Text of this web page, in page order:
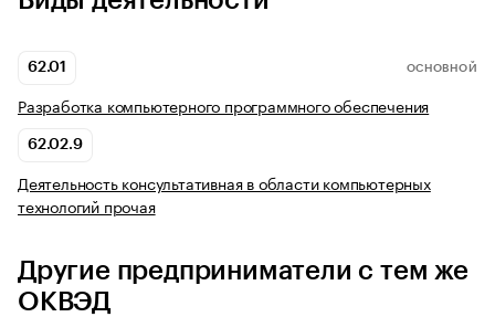
62.01 ОСНОВНОЙ
Разработка компьютерного программного обеспечения
62.02.9
Деятельность консультативная в области компьютерных
технологий прочая
Другие предприниматели с тем же
ОКВЭД